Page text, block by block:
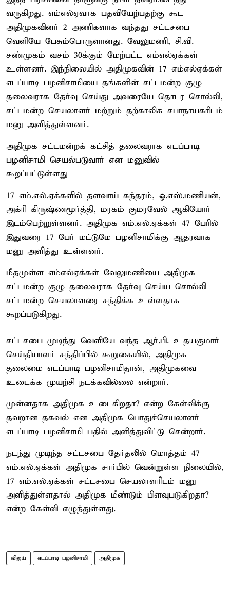
வருகிறது. எம்எல்ஏவாக பதவியேற்பதற்கு கூட
அதிமுகவினர் 2 அணிகளாக வந்தது சட்டசபை
வெளியே பேசும்பொருளானது. வேலுமணி, சி.வி.
சண்முகம் வசம் 30க்கும் மேற்பட்ட எம்எல்ஏக்கள்
உள்ளனர். இந்நிலையில் அதிமுகவின் 17 எம்எல்ஏக்கள்
எடப்பாடி பழனிசாமியை தங்களின் சட்டமன்ற குழு
தலைவராக தேர்வு செய்து அவரையே தொடர சொல்லி,
சட்டமன்ற செயலாளர் மற்றும் தற்காலிக சபாநாயகரிடம்
மனு அளித்துள்ளனர்.
அதிமுக சட்டமன்றக் கட்சித் தலைவராக எடப்பாடி
பழனிசாமி செயல்படுவார் என மனுவில்
கூறப்பட்டுள்ளது
17 எம்.எல்.ஏக்களில் தளவாய் சுந்தரம், ஓ.எஸ்.மணியன்,
அக்ரி கிருஷ்ணமூர்த்தி, மரகம் குமரவேல் ஆகியோர்
இடம்பெற்றுள்ளனர். அதிமுக எம்.எல்.ஏக்கள் 47 பேரில்
இதுவரை 17 பேர் மட்டுமே பழனிசாமிக்கு ஆதரவாக
மனு அளித்து உள்ளனர்.
மீதமுள்ள எம்எல்ஏக்கள் வேலுமணியை அதிமுக
சட்டமன்ற குழு தலைவராக தேர்வு செய்ய சொல்லி
சட்டமன்ற செயலாளரை சந்திக்க உள்ளதாக
கூறப்படுகிறது.
சட்டசபை முடிந்து வெளியே வந்த ஆர்.பி. உதயகுமார்
செய்தியாளர் சந்திப்பில் கூறுகையில், அதிமுக
தலைமை எடப்பாடி பழனிசாமிதான், அதிமுகவை
உடைக்க முயற்சி நடக்கவில்லை என்றார்.
முன்னதாக அதிமுக உடைகிறதா? என்ற கேள்விக்கு
தவறான தகவல் என அதிமுக பொதுச்செயலாளர்
எடப்பாடி பழனிசாமி பதில் அளித்துவிட்டு சென்றார்.
நடந்து முடிந்த சட்டசபை தேர்தலில் மொத்தம் 47
எம்.எல்.ஏக்கள் அதிமுக சார்பில் வென்றுள்ள நிலையில்,
17 எம்.எல்.ஏக்கள் சட்டசபை செயலாளரிடம் மனு
அளித்துள்ளதால் அதிமுக மீண்டும் பிளவுபடுகிறதா?
என்ற கேள்வி எழுந்துள்ளது.
விஜய் எடப்பாடி பழனிசாமி அதிமுக